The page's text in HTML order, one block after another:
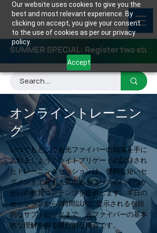
Our website uses cookies to give you the
best and most relevant experience. By
clicking on accept, you give your consent
to the use of cookies as per our privacy
policy.
Accept
SUMMER SPECIAL: Register two
オンライントレーニン
グ
いつでもどこでも光ファイバーの知識を手に
入れましょう！ライトブリゲードの記録され
たトレーニングセッションは、便利な短いセ
グメントで最も人気のあるコースのいくつか
からの教育コンテンツを提供します。半日の
セッションから2時間以内に提示される包括
的なサブトピックまで、光ファイバーの基本
的な理解を得る理想的な機会です。